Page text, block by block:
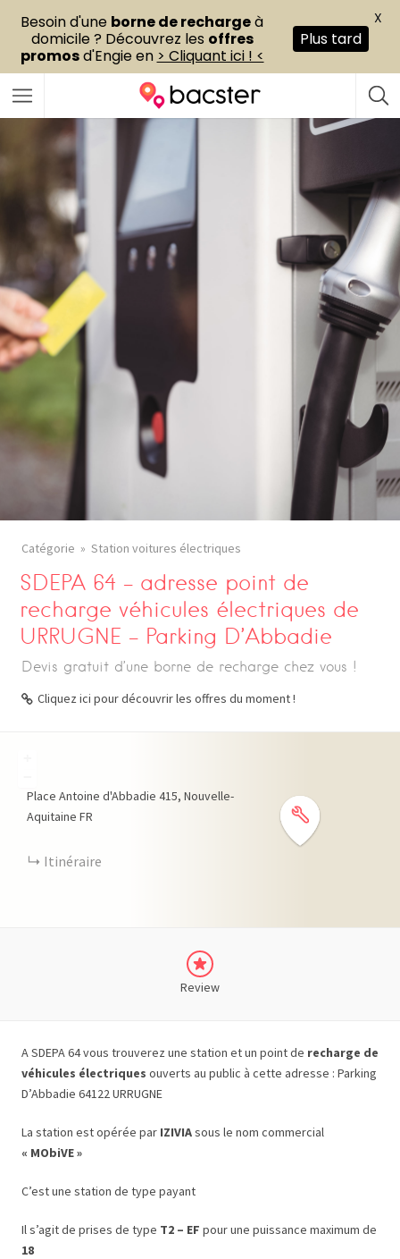
Catégorie Station voitures électriques
SDEPA 64 – adresse point de
recharge véhicules électriques de
URRUGNE – Parking D’Abbadie
Devis gratuit d’une borne de recharge chez vous !
Cliquez ici pour découvrir les offres du moment !
Place Antoine d'Abbadie 415 Nouvelle-
Aquitaine FR
Itinéraire
Review
A SDEPA 64 vous trouverez une station et un point de recharge de
véhicules électriques ouverts au public à cette adresse : Parking
D’Abbadie 64122 URRUGNE
La station est opérée par IZIVIAsous le nom commercial
« MObiVE »
C’est une station de type payant
Il s’agit de prises de type T2 – EF pour une puissance maximum de
18
Besoin d'une borne de rechargeà
domicile ? Découvrez les offres
promosd'Engie en > Cliquant ici ! <
Plus tard
X